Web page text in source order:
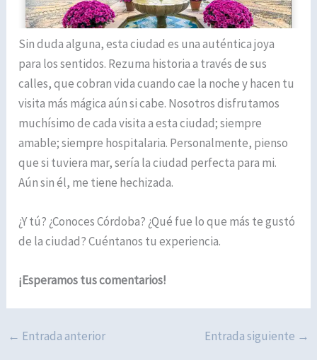
Sin duda alguna, esta ciudad es una auténtica joya
para los sentidos. Rezuma historia a través de sus
calles, que cobran vida cuando cae la noche y hacen tu
visita más mágica aún si cabe. Nosotros disfrutamos
muchísimo de cada visita a esta ciudad; siempre
amable; siempre hospitalaria. Personalmente, pienso
que si tuviera mar, sería la ciudad perfecta para mi.
Aún sin él, me tiene hechizada.
¿Y tú? ¿Conoces Córdoba? ¿Qué fue lo que más te gustó
de la ciudad? Cuéntanos tu experiencia.
¡Esperamos tus comentarios!
← Entrada anterior Entrada siguiente →